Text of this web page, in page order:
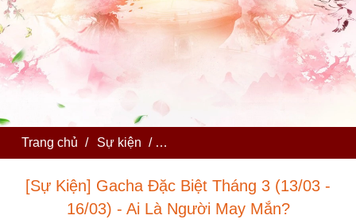
Trang chủ / Sự kiện / [Sự Kiện] Gacha Đặc Biệt Tháng
[Sự Kiện] Gacha Đặc Biệt Tháng 3 (13/03 -
16/03) - Ai Là Người May Mắn?